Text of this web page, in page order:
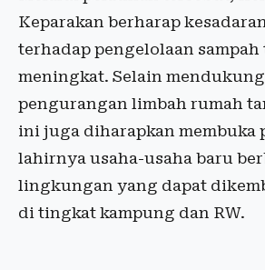
Keparakan berharap
terhadap pengelolaan sampah
meningkat. Selain
pengurangan limbah rumah
ini juga diharapkan membuka
lahirnya usaha-usaha baru
lingkungan yang dapat
di tingkat kampung dan RW.